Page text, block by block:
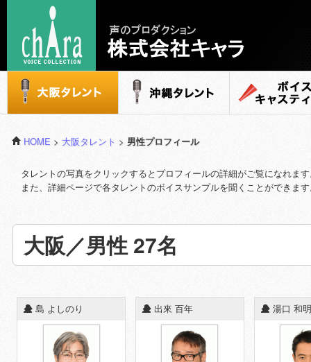
声のプロダクション - 株式会社キャラ
大阪タレント 沖縄タレント
HOME > 大阪タレント > 男性プロフィール
タレントの写真をクリックするとプロフィールの詳細がご覧になれま
また、詳細ページで各タレントのボイスサンプルを聞くことができま
大阪／男性27名
◆ 島 よしのり ◆ 出來 百年 ◆ 湯口 和明